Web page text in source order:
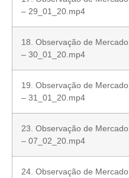
– 29_01_20.mp4
18. Observação de Mercado
– 30_01_20.mp4
19. Observação de Mercado
– 31_01_20.mp4
23. Observação de Mercado
– 07_02_20.mp4
24. Observação de Mercado